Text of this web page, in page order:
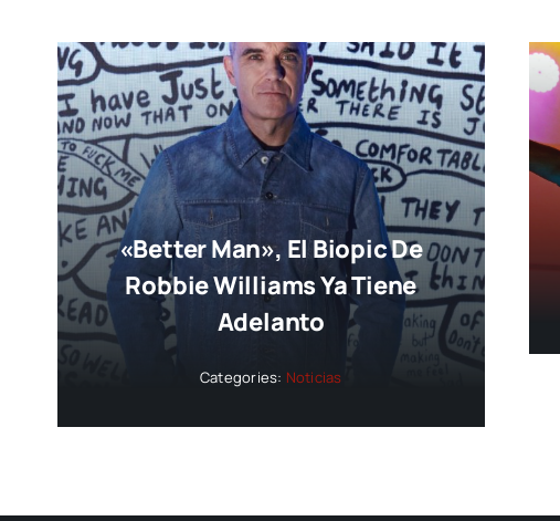
«Better Man», El Biopic De
Robbie Williams Ya Tiene
Adelanto
Categories: Noticias